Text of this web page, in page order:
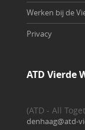
Werken bij de
Privacy
ATD Vierde
(ATD - All
denhaag@atd-